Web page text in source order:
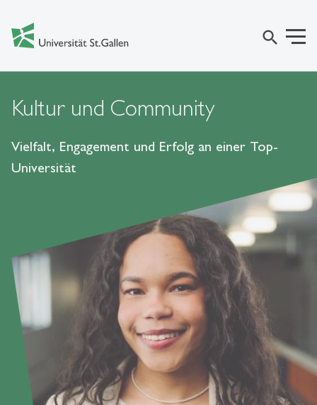
search
Kultur und Community
Vielfalt, Engagement und Erfolg an einer Top-
Universität